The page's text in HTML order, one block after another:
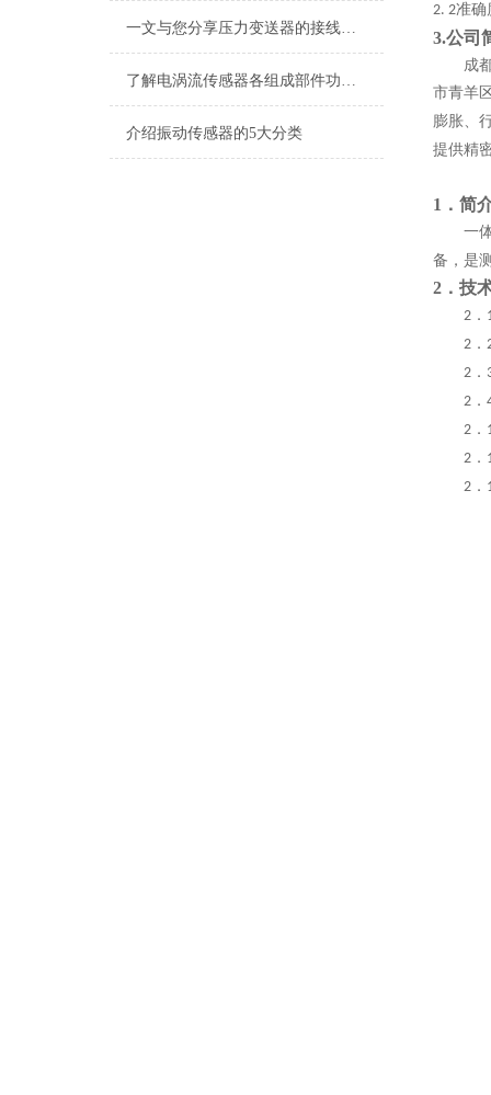
一文与您分享压力变送器的接线方法
了解电涡流传感器各组成部件功能特点才能更好的使用它
介绍振动传感器的5大分类
2. 2准确
3.公司
成
市青羊
膨胀、
提供精
1．简
一
备，是
2 ． 技
2 ．
2 ．
2 ．
2 ．
2 ．
2 ．
2 ．